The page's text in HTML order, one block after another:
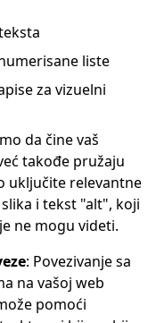
liste
za vizuelni
da čine vaš
takođe pružaju
uključite relevantne
i tekst "alt", koji
ne mogu videti.
: Povezivanje sa
na vašoj web
pomoći